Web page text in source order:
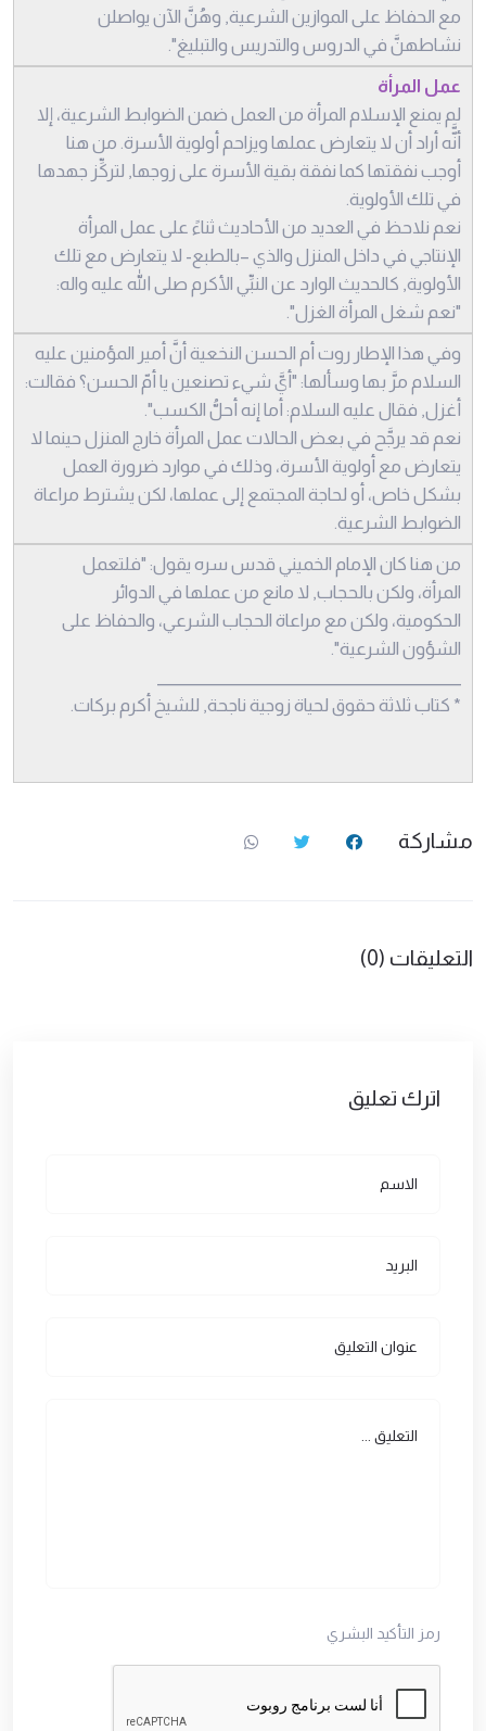
مع الحفاظ على الموازين الشرعية, وهُنَّ الآن يواصلن
نشاطهنَّ في الدروس والتدريس والتبليغ".
عمل المرأة
لم يمنع الإسلام المرأة من العمل ضمن الضوابط الشرعية، إلا
أنَّّه أراد أن لا يتعارض عملها ويزاحم أولوية الأسرة. من هنا
أوجب نفقتها كما نفقة بقية الأسرة على زوجها, لتركِّز جهدها
في تلك الأولوية.
نعم نلاحظ في العديد من الأحاديث ثناءً على عمل المرأة
الإنتاجي في داخل المنزل والذي –بالطبع- لا يتعارض مع تلك
الأولوية, كالحديث الوارد عن النبِّي الأكرم صلى الله عليه واله:
"نعم شغل المرأة الغزل".
وفي هذا الإطار روت أم الحسن النخعية أنَّ أمير المؤمنين عليه
السلام مرَّ بها وسألها: "أيَّ شيء تصنعين يا أمّ الحسن؟ فقالت:
أغزل, فقال عليه السلام: أما إنه أحلُّ الكسب".
نعم قد يرجَّح في بعض الحالات عمل المرأة خارج المنزل حينما لا
يتعارض مع أولوية الأسرة، وذلك في موارد ضرورة العمل
بشكل خاص، أو لحاجة المجتمع إلى عملها، لكن يشترط مراعاة
الضوابط الشرعية.
من هنا كان الإمام الخميني قدس سره يقول: "فلتعمل
المرأة، ولكن بالحجاب, لا مانع من عملها في الدوائر
الحكومية، ولكن مع مراعاة الحجاب الشرعي، والحفاظ على
الشؤون الشرعية".
* كتاب ثلاثة حقوق لحياة زوجية ناجحة, للشيخ أكرم بركات.
مشاركة
التعليقات (0)
اترك تعليق
رمز التأكيد البشري